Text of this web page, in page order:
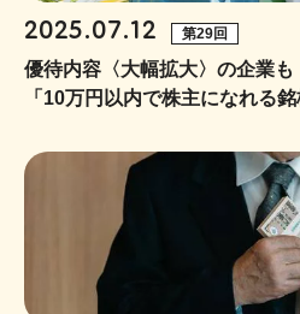
2025.07.12 第29回
優待内容〈大幅拡大〉の企業
「10万円以内で株主になれる